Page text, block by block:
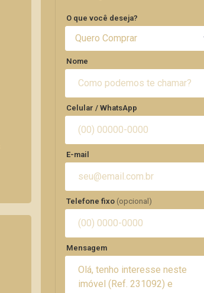
O que você deseja?
Quero Comprar
Nome
Celular / WhatsApp
E-mail
Telefone fixo (opcional)
Mensagem